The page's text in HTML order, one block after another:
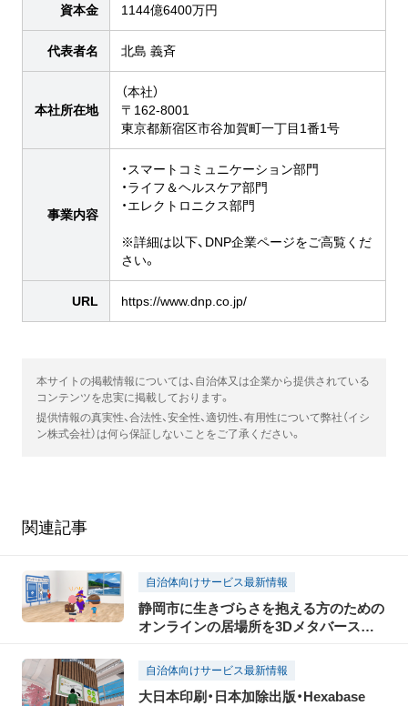
資本金 1144億6400万円
代表者名 北島 義斉
本社所在地
（本社）
〒162-8001
東京都新宿区市谷加賀町一丁目1番1号
事業内容
・スマートコミュニケーション部門
・ライフ＆ヘルスケア部門
・エレクトロニクス部門
※詳細は以下、DNP企業ページをご高覧くだ
さい。
URL https://www.dnp.co.jp/
本サイトの掲載情報については、自治体又は企業から提供されている
コンテンツを忠実に掲載しております。
提供情報の真実性、合法性、安全性、適切性、有用性について弊社（イシ
ン株式会社）は何ら保証しないことをご了承ください。
関連記事
自治体向けサービス最新情報
静岡市に生きづらさを抱える方のための
オンラインの居場所を3Dメタバースで
自治体向けサービス最新情報
大日本印刷・日本加除出版・Hexabase